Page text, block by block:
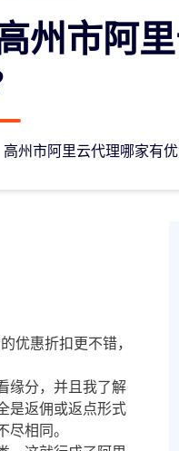
州市阿
州市阿里云代理哪家有
优惠折扣更不错，
缘分，并且我了解
是返佣或返点形式
相同。